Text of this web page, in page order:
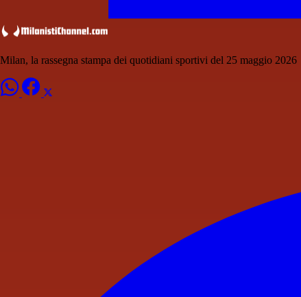
Milan, la rassegna stampa dei quotidiani sportivi del 25 maggio 2026